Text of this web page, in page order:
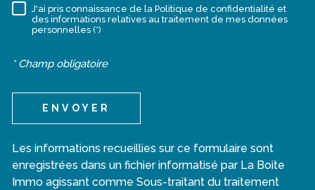
RÈGLEMENTATION
J'ai pris connaissance de la Politique de confidentialité et
des informations relatives au traitement de mes données
personnelles (*)
* Champ obligatoire
ENVOYER
Les informations recueillies sur ce formulaire sont
enregistrées dans un fichier informatisé par La Boite
Immo agissant comme Sous-traitant du traitement